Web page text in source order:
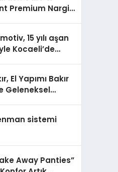
Premium Nargile
15 yılı aşan
Kocaeli’de
El Yapımı Bakır
Geleneksel
sistemi
Away Panties”